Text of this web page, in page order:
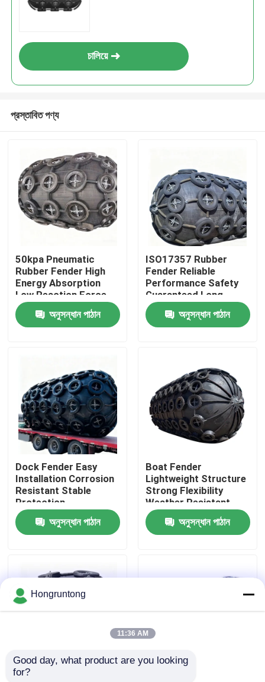
ভিডিও
আমাদের সম্পর্কে
কারখানা ভ্রমণ
গুণমান নিয়ন্ত্রণ
ডক রাবার ফেন্ডার
বায়ুসংক্রান্ত রাবার ফেন্ডার
চালিয়ে
প্রস্তাবিত পণ্য
50kpa Pneumatic
Rubber Fender High
Energy Absorption
Low Reaction Force
Durable Use
অনুসন্ধান পাঠান
ISO17357 Rubber
Fender Reliable
Performance Safety
Guaranteed Long
Service Life
অনুসন্ধান পাঠান
Dock Fender Easy
Installation Corrosion
Resistant Stable
Protection
অনুসন্ধান পাঠান
Boat Fender
Lightweight Structure
Strong Flexibility
Weather Resistant
অনুসন্ধান পাঠান
Yokohama Rubber
Hongruntong
11:36 AM
Good day, what product are you looking
for?